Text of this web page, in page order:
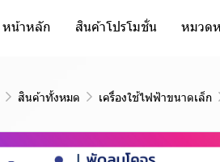
หน้าหลัก สินค้าโปรโมชั่น หมวด
สินค้าทั้งหมด เครื่องใช้ไฟฟ้าขนาดเล็ก